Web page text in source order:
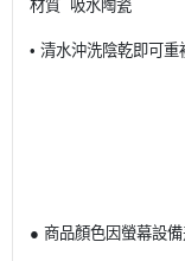
材質 吸水陶瓷
• 清水沖洗陰乾即可重
● 商品顏色因螢幕設